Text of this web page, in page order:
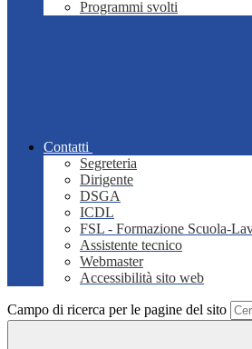
Programmi svolti
Contatti
Segreteria
Dirigente
DSGA
ICDL
FSL - Formazione Scuola-
Assistente tecnico
Webmaster
Accessibilità sito web
Campo di ricerca per le pagine del sito